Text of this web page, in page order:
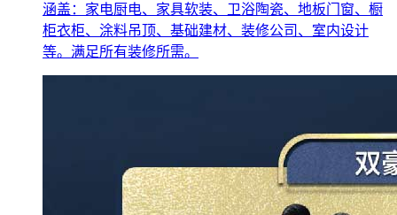
涵盖：家电厨电、家具软装、卫浴陶瓷、地板门窗、橱
柜衣柜、涂料吊顶、基础建材、装修公司、室内设计
等。满足所有装修所需。